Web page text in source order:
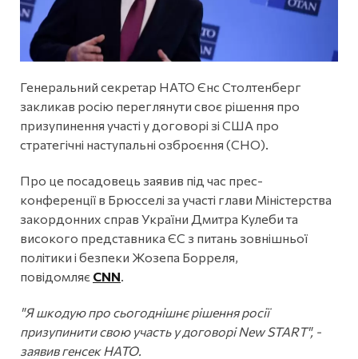
Генеральний секретар НАТО Єнс Столтенберг
закликав росію переглянути своє рішення про
призупинення участі у договорі зі США про
стратегічні наступальні озброєння (СНО).
Про це посадовець заявив під час прес-
конференції в Брюсселі за участі глави Міністерства
закордонних справ України Дмитра Кулеби та
високого представника ЄС з питань зовнішньої
політики і безпеки Жозепа Борреля,
повідомляє CNN
"Я шкодую про сьогоднішнє рішення росії
призупинити свою участь у договорі New START", -
заявив генсек НАТО.